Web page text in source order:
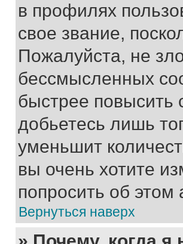
в профилях
свое звание,
Пожалуйста, не
бессмысленных
быстрее
добьетесь лишь
уменьшит
вы очень хотите
попросить об
Вернуться наверх